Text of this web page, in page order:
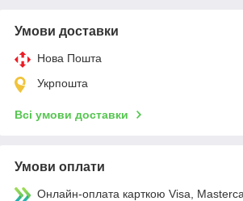
Умови доставки
Нова Пошта
Укрпошта
Всі умови доставки
Умови оплати
Онлайн-оплата карткою Visa,